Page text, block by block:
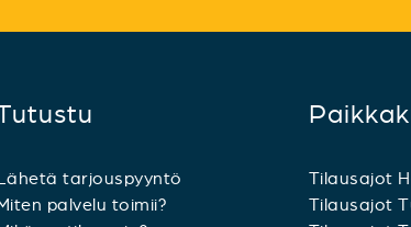
tarjouspyyntö
palvelu toimii?
Tilausajot
Tilausajot